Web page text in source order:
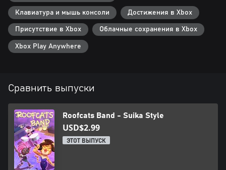
Клавиатура и мышь консоли Достижения в Xbox
Присутствие в Xbox Облачные сохранения в Xbox
Xbox Play Anywhere
Сравнить выпуски
Roofcats Band - Suika Style
USD$2.99
ЭТОТ ВЫПУСК